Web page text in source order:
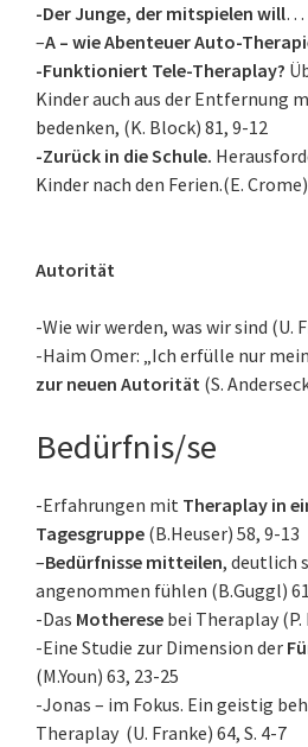
-Der Junge, der mitspielen will…
–A – wie Abenteuer Auto-
-Funktioniert Tele-Theraplay?
Kinder auch aus der Entfernung
bedenken, (K. Block) 81, 9-12
-Zurück in die Schule.
Kinder nach den Ferien.(E.
Autorität
-Wie wir werden, was wir sind (U.
-Haim Omer: „Ich erfülle nur
zur neuen Autorität (S.
Bedürfnis/se
-Erfahrungen mit Theraplay in
Tagesgruppe (B.Heuser) 58, 9-13
–Bedürfnisse mitteilen, deutlich
angenommen fühlen (B.Guggl)
-Das Motherese bei Theraplay
-Eine Studie zur Dimension der
(M.Youn) 63, 23-25
-Jonas – im Fokus. Ein geistig
Theraplay (U. Franke) 64, S. 4-7